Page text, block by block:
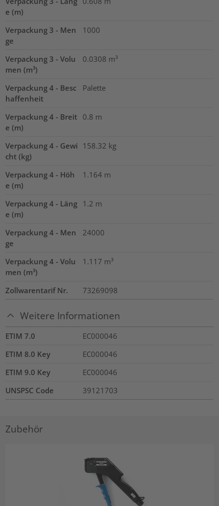
e (m)
Verpackung 3 - Men
ge
1000
Verpackung 3 - Volu
men (m³)
0.0308 m³
Verpackung 4 - Besc
haffenheit
Palette
Verpackung 4 - Breit
e (m)
0.8 m
Verpackung 4 - Gewi
cht (kg)
158.32 kg
Verpackung 4 - Höh
e (m)
1.164 m
Verpackung 4 - Läng
e (m)
1.2 m
Verpackung 4 - Men
ge
24000
Verpackung 4 - Volu
men (m³)
1.117 m³
Zollwarentarif Nr. 73269098
Weitere Informationen
ETIM 7.0
EC000046
ETIM 8.0 Key
EC000046
ETIM 9.0 Key
EC000046
UNSPSC Code
39121703
Zubehör